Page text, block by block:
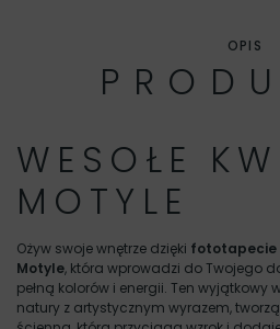
OPIS
WESOŁE
MOTYLE
Ożyw swoje wnętrze dzięki fototapecie
Motyle, która wprowadzi do Twojego
pełną kolorów i energii. Ten wyjątkowy
natury z artystycznym wyrazem,